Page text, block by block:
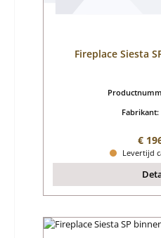
Fireplace Siesta
Fabrikant:
€
Levertijd